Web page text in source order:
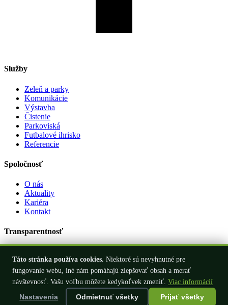
Služby
Zeleň a parky
Komunikácie
Výstavba
Čistenie
Parkoviská
Futbalové ihrisko
Referencie
Spoločnosť
O nás
Aktuality
Kariéra
Kontakt
Transparentnosť
Zmluvy
Objednávky
Faktúry
© 2026 Verejnoprospešné služby Stará Ľubovňa, s.r.o., r.s.p. Všetky
Táto stránka používa cookies. Niektoré sú nevyhnutné pre
fungovanie webu, iné nám pomáhajú zlepšovať obsah a merať
návštevnosť. Vašu voľbu môžete kedykoľvek zmeniť. Viac informácií
Nastavenia
Odmietnuť všetky Prijať všetky